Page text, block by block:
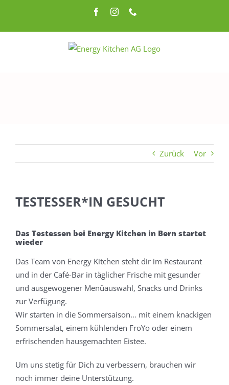
springen
FacebookInstagram
Zurück Vor
TESTESSER*IN GESUCHT
grösseres
Bild
Das Testessen bei Energy Kitchen in Bern startet
wieder
Das Team von Energy Kitchen steht dir im Restaurant
und in der Café-Bar in täglicher Frische mit gesunder
und ausgewogener Menüauswahl, Snacks und Drinks
zur Verfügung.
Wir starten in die Sommersaison… mit einem knackigen
Sommersalat, einem kühlenden FroYo oder einem
erfrischenden hausgemachten Eistee.
Um uns stetig für Dich zu verbessern, brauchen wir
noch immer deine Unterstützung.